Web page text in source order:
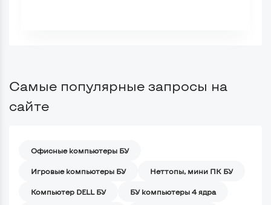
Самые популярные запросы на
сайте
Офисные компьютеры БУ
Игровые компьютеры БУ Неттопы, мини ПК БУ
Компьютер DELL БУ БУ компьютеры 4 ядра